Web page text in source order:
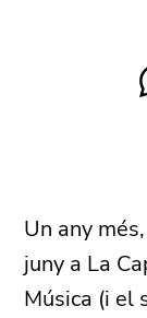
Un any
juny a La
Música (i el